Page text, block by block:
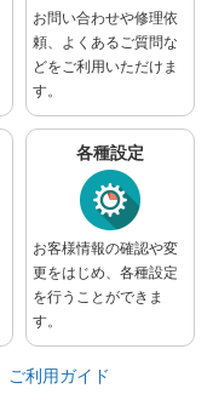
お問い合わせや修理依
頼、よくあるご質問な
どをご利用いただけま
す。
各種設定
お客様情報の確認や変
更をはじめ、各種設定
を行うことができま
す。
利用ガイド